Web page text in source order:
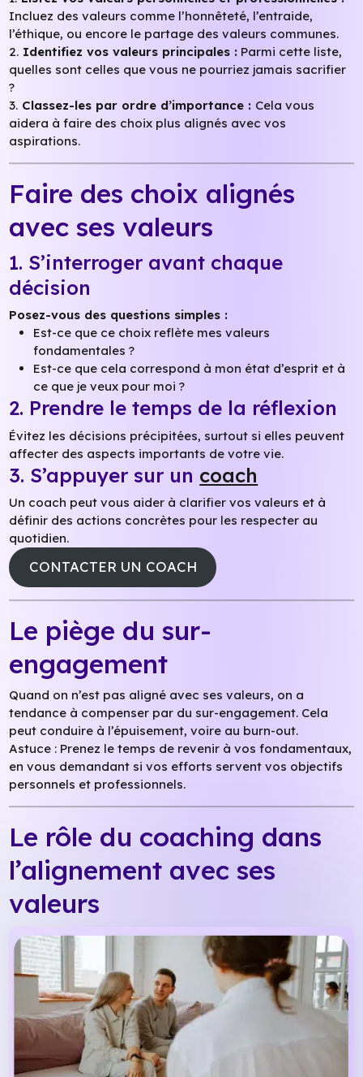
Incluez des valeurs comme l’honnêteté, l’entraide,
l’éthique, ou encore le partage des valeurs communes.
2. Identifiez vos valeurs principales : Parmi cette liste,
quelles sont celles que vous ne pourriez jamais sacrifier
?
3. Classez-les par ordre d’importance : Cela vous
aidera à faire des choix plus alignés avec vos
aspirations.
Faire des choix alignés
avec ses valeurs
1. S’interroger avant chaque
décision
Posez-vous des questions simples :
Est-ce que ce choix reflète mes valeurs
fondamentales ?
Est-ce que cela correspond à mon état d’esprit et à
ce que je veux pour moi ?
2. Prendre le temps de la réflexion
Évitez les décisions précipitées, surtout si elles peuvent
affecter des aspects importants de votre vie.
3. S’appuyer sur un coach
Un coach peut vous aider à clarifier vos valeurs et à
définir des actions concrètes pour les respecter au
quotidien.
CONTACTER UN COACH
Le piège du sur-
engagement
Quand on n’est pas aligné avec ses valeurs, on a
tendance à compenser par du sur-engagement. Cela
peut conduire à l’épuisement, voire au burn-out.
Astuce : Prenez le temps de revenir à vos fondamentaux,
en vous demandant si vos efforts servent vos objectifs
personnels et professionnels.
Le rôle du coaching dans
l’alignement avec ses
valeurs